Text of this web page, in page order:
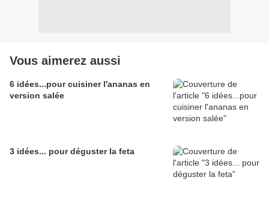
Vous aimerez aussi
6 idées...pour cuisiner l'ananas en
version salée
3 idées... pour déguster la feta